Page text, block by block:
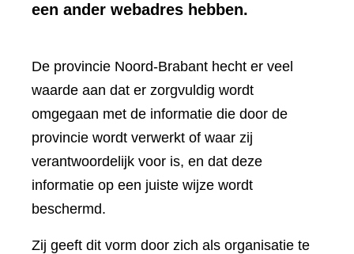
een ander webadres hebben.
De provincie Noord-Brabant hecht er veel
waarde aan dat er zorgvuldig wordt
omgegaan met de informatie die door de
provincie wordt verwerkt of waar zij
verantwoordelijk voor is, en dat deze
informatie op een juiste wijze wordt
beschermd.
Zij geeft dit vorm door zich als organisatie te